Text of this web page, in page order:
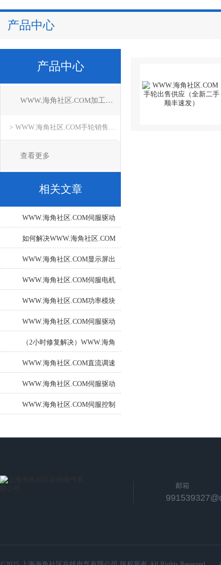
产品中心
产品中心
WWW.海角社区.COM加工中心维修
> WWW.海角社区.COM手轮销售维修
查看更多
相关文章
WWW.海角社区.COM伺服驱动
器是依据什么原理进行工作
如何解决WWW.海角社区.COM
伺服控制器的温度过高问题？
WWW.海角社区.COM显示屏出
现系统崩溃怎么解决
WWW.海角社区.COM伺服电机
报23115编码器坏修复解决方法
WWW.海角社区.COM功率模块
带载报F07410怎么办？
WWW.海角社区.COM伺服驱动
器常见故障排除
（2小时修复解决）WWW.海角
社区.COM直流调速器启动报
WWW.海角社区.COM直流调速
装置电机启动就报F004三小时
WWW.海角社区.COM伺服驱动
器过电流报警外部原因有哪些
WWW.海角社区.COM伺服控制
邮箱